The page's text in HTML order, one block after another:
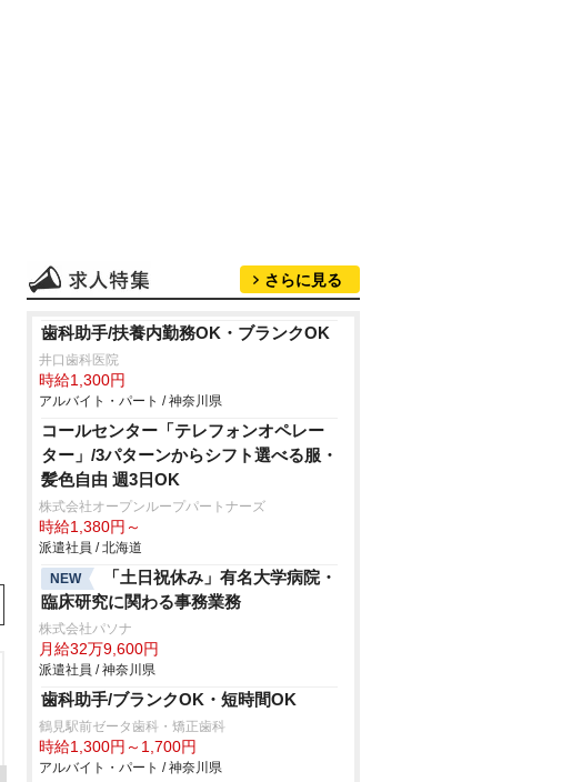
さらに見る
歯科助手/扶養内勤務OK・ブランクOK
井口歯科医院
時給1,300円
アルバイト・パート / 神奈川県
コールセンター「テレフォンオペレー
ター」/3パターンからシフト選べる服・
髪色自由 週3日OK
株式会社オープンループパートナーズ
時給1,380円～
派遣社員 / 北海道
NEW
「土日祝休み」有名大学病院・
臨床研究に関わる事務業務
株式会社パソナ
月給32万9,600円
派遣社員 / 神奈川県
歯科助手/ブランクOK・短時間OK
鶴見駅前ゼータ歯科・矯正歯科
時給1,300円～1,700円
アルバイト・パート / 神奈川県